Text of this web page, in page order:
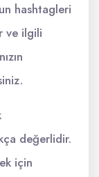
hashtagleri
ve ilgili
değerlidir.
için